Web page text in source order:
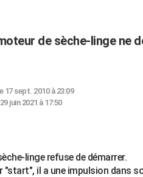
de sèche-linge ne
17 sept. 2010 à 23:09
29 juin 2021 à 17:50
linge refuse de démarrer.
"start", il a une impulsion dans